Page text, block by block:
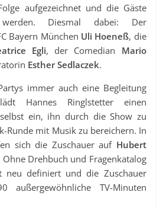
aufgezeichnet und die Gäste
Diesmal dabei: Der
Bayern München Uli Hoeneß, die
Egli, der Comedian Mario
Esther Sedlaczek.
immer auch eine Begleitung
Hannes Ringlstetter einen
ein, ihn durch die Show zu
Runde mit Musik zu bereichern. In
sich die Zuschauer auf Hubert
Drehbuch und Fragenkatalog
neu definiert und die Zuschauer
TV-Minuten